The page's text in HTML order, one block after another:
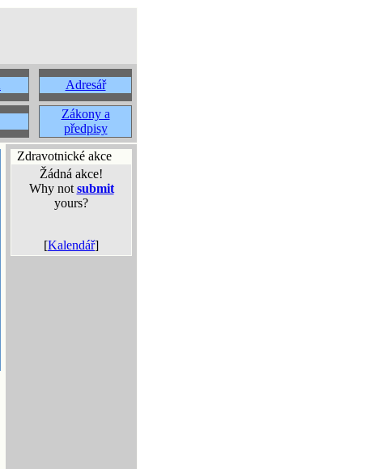
Adresář
Zákony a
předpisy
Zdravotnické akce
Žádná akce!
Why not submit
yours?
[Kalendář]